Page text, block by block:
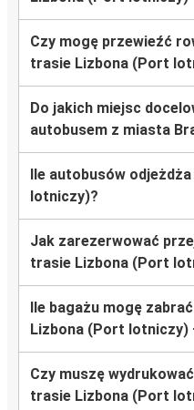
Czy mogę przewieźć
trasie Lizbona (Port
Do jakich miejsc
autobusem z miasta
Ile autobusów
lotniczy)?
Jak zarezerwować
trasie Lizbona (Port
Ile bagażu mogę
Lizbona (Port lotniczy)
Czy muszę
trasie Lizbona (Port